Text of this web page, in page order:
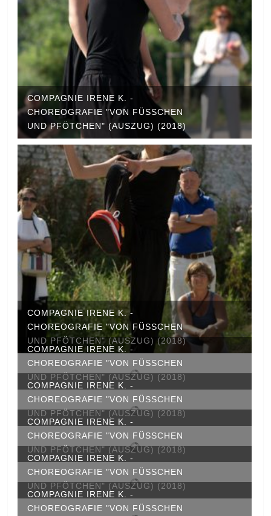
COMPAGNIE IRENE K. -
CHOREOGRAFIE "VON FÜSSCHEN U
ND PFÖTCHEN" (AUSZUG) (2018)
COMPAGNIE IRENE K. -
CHOREOGRAFIE "VON FÜSSCHEN U
ND PFÖTCHEN" (AUSZUG) (2018)
COMPAGNIE IRENE K. -
CHOREOGRAFIE "VON FÜSSCHEN U
ND PFÖTCHEN" (AUSZUG) (2018)
COMPAGNIE IRENE K. -
CHOREOGRAFIE "VON FÜSSCHEN U
ND PFÖTCHEN" (AUSZUG) (2018)
COMPAGNIE IRENE K. -
CHOREOGRAFIE "VON FÜSSCHEN U
ND PFÖTCHEN" (AUSZUG) (2018)
COMPAGNIE IRENE K. -
CHOREOGRAFIE "VON FÜSSCHEN U
ND PFÖTCHEN" (AUSZUG) (2018)
COMPAGNIE IRENE K. -
CHOREOGRAFIE "VON FÜSSCHEN U